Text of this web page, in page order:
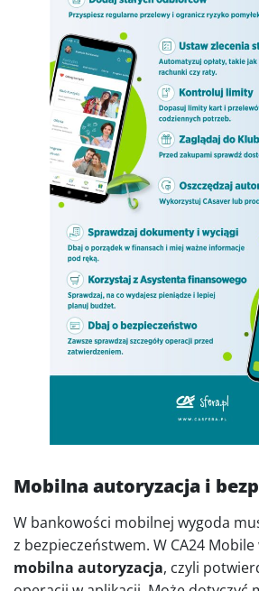
Mobilna autoryzacja i
W bankowości mobilnej wygoda
z bezpieczeństwem. W CA24 Mobile
mobilna autoryzacja, czyli